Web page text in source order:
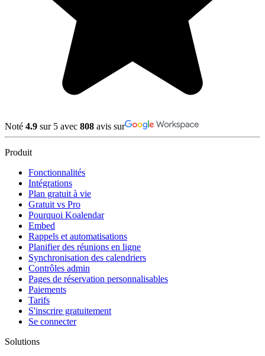
Noté 4.9 sur 5 avec 808 avis sur
Produit
Fonctionnalités
Intégrations
Plan gratuit à vie
Gratuit vs Pro
Pourquoi Koalendar
Embed
Rappels et automatisations
Planifier des réunions en ligne
Synchronisation des calendriers
Contrôles admin
Pages de réservation personnalisables
Paiements
Tarifs
S'inscrire gratuitement
Se connecter
Solutions